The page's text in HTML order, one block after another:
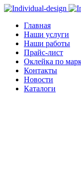
Главная
Наши услуги
Наши работы
Прайс-лист
Оклейка по
Контакты
Новости
Каталоги